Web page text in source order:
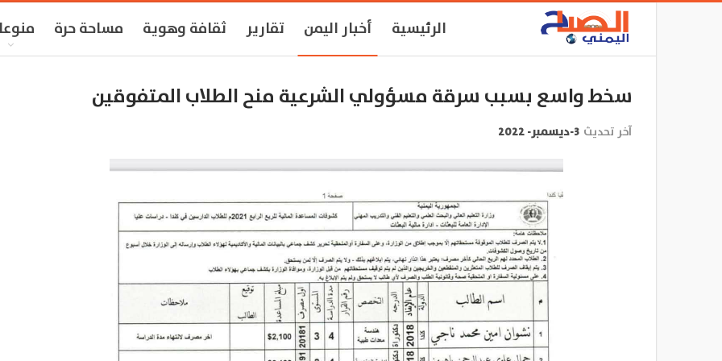
الرئيسية أخبار اليمن تقارير ثقافة وهوية مساحة حرة
سخط واسع بسبب سرقة مسؤولي الشرعية منح الطلاب المتفوقين
آخر تحديث 3-ديسمبر- 2022